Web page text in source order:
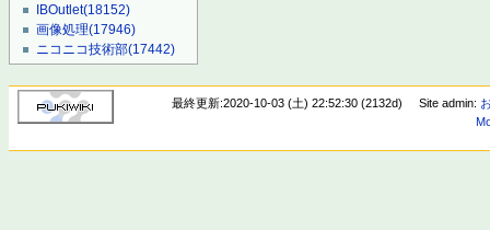
IBOutlet(18152)
画像処理(17946)
ニコニコ技術部(17442)
最終更新:2020-10-03 (土) 22:52:30 (2132d) Site admin: